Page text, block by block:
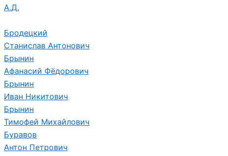
А.Д.
Бродецкий
Станислав Антонович
Брынин
Афанасий Фёдорович
Брынин
Иван Никитович
Брынин
Тимофей Михайлович
Буравов
Антон Петрович